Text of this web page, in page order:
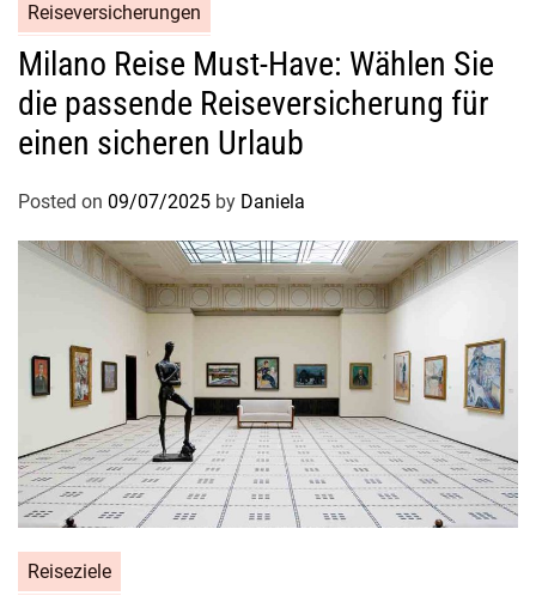
Reiseversicherungen
Milano Reise Must-Have: Wählen Sie
die passende Reiseversicherung für
einen sicheren Urlaub
Posted on 09/07/2025 by Daniela
Reiseziele